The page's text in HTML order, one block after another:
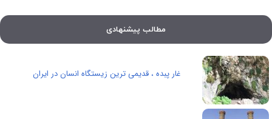
مطالب پیشنهادی
غار پبده ، قدیمی ترین زیستگاه انسان در ایران